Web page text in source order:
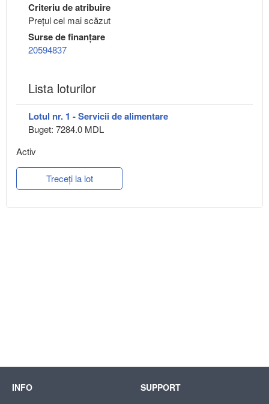
Criteriu de atribuire
Preţul cel mai scăzut
Surse de finanțare
20594837
Lista loturilor
Lotul nr. 1 - Servicii de alimentare
Buget: 7284.0 MDL
Activ
Treceți la lot
INFO SUPPORT